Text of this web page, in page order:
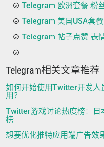
Telegram 欧洲套餐 粉
Telegram 美国USA套
Telegram 帖子点赞 表
Telegram相关文章推荐
如何开始使用Twitter开发人
用？
Twitter游戏讨论热度榜：日
榜
想要优化推特应用端广告效